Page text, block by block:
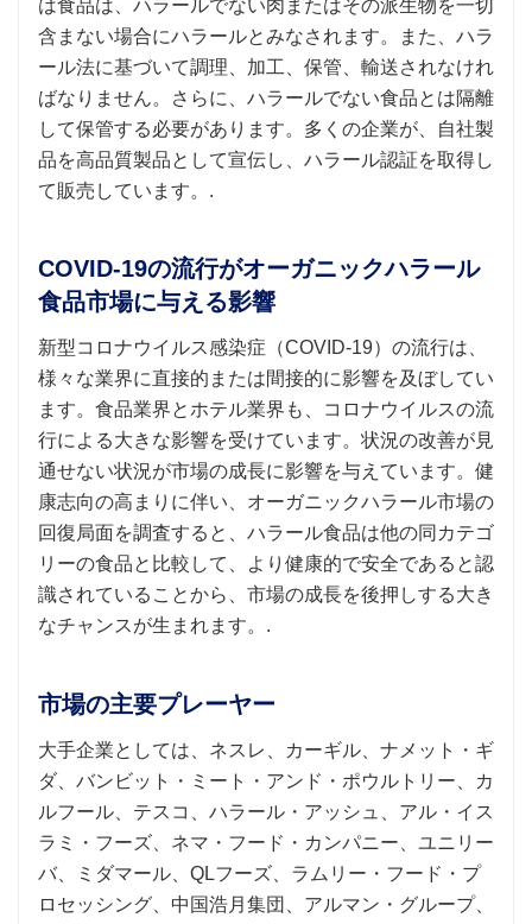
は食品は、ハラールでない肉またはその派生物を一切
含まない場合にハラールとみなされます。また、ハラ
ール法に基づいて調理、加工、保管、輸送されなけれ
ばなりません。さらに、ハラールでない食品とは隔離
して保管する必要があります。多くの企業が、自社製
品を高品質製品として宣伝し、ハラール認証を取得し
て販売しています。.
COVID-19の流行がオーガニックハラール
食品市場に与える影響
新型コロナウイルス感染症（COVID-19）の流行は、
様々な業界に直接的または間接的に影響を及ぼしてい
ます。食品業界とホテル業界も、コロナウイルスの流
行による大きな影響を受けています。状況の改善が見
通せない状況が市場の成長に影響を与えています。健
康志向の高まりに伴い、オーガニックハラール市場の
回復局面を調査すると、ハラール食品は他の同カテゴ
リーの食品と比較して、より健康的で安全であると認
識されていることから、市場の成長を後押しする大き
なチャンスが生まれます。.
市場の主要プレーヤー
大手企業としては、ネスレ、カーギル、ナメット・ギ
ダ、バンビット・ミート・アンド・ポウルトリー、カ
ルフール、テスコ、ハラール・アッシュ、アル・イス
ラミ・フーズ、ネマ・フード・カンパニー、ユニリー
バ、ミダマール、QLフーズ、ラムリー・フード・プ
ロセッシング、中国浩月集団、アルマン・グループ、